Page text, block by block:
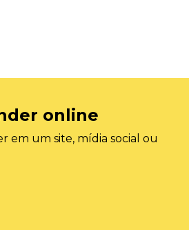
online
em um site, mídia social ou